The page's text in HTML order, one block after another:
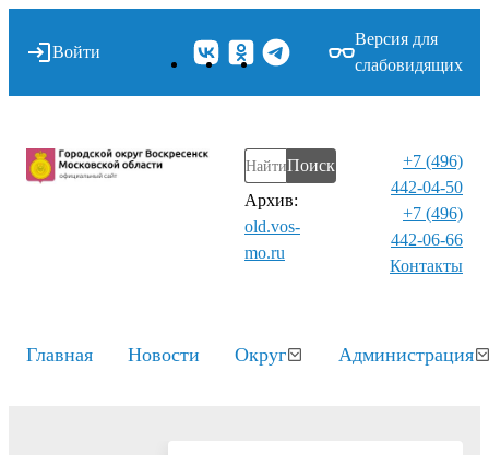
Войти
Версия для
слабовидящих
Поиск
Архив:
old.vos-
mo.ru
+7 (496)
442-04-50
+7 (496)
442-06-66
Контакты⁠
Главная Новости Округ Администрация